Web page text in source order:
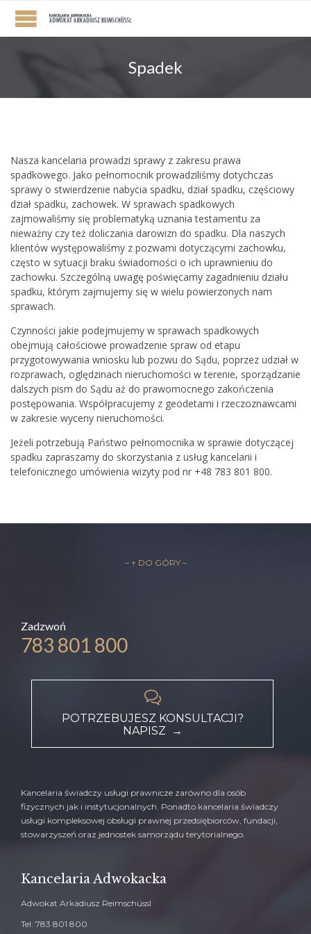
Spadek
Nasza kancelaria prowadzi sprawy z zakresu prawa
spadkowego. Jako pełnomocnik prowadziliśmy dotychczas
sprawy o stwierdzenie nabycia spadku, dział spadku, częściowy
dział spadku, zachowek. W sprawach spadkowych
zajmowaliśmy się problematyką uznania testamentu za
nieważny czy też doliczania darowizn do spadku. Dla naszych
klientów występowaliśmy z pozwami dotyczącymi zachowku,
często w sytuacji braku świadomości o ich uprawnieniu do
zachowku. Szczególną uwagę poświęcamy zagadnieniu działu
spadku, którym zajmujemy się w wielu powierzonych nam
sprawach.
Czynności jakie podejmujemy w sprawach spadkowych
obejmują całościowe prowadzenie spraw od etapu
przygotowywania wniosku lub pozwu do Sądu, poprzez udział w
rozprawach, oględzinach nieruchomości w terenie, sporządzanie
dalszych pism do Sądu aż do prawomocnego zakończenia
postępowania. Współpracujemy z geodetami i rzeczoznawcami
w zakresie wyceny nieruchomości.
Jeżeli potrzebują Państwo pełnomocnika w sprawie dotyczącej
spadku zapraszamy do skorzystania z usług kancelarii i
telefonicznego umówienia wizyty pod nr +48 783 801 800.
– ↑ DO GÓRY –
Zadzwoń
783 801 800

POTRZEBUJESZ KONSULTACJI?
NAPISZ →
Kancelaria świadczy usługi prawnicze zarówno dla osób
fizycznych jak i instytucjonalnych. Ponadto kancelaria świadczy
usługi kompleksowej obsługi prawnej przedsiębiorców, fundacji,
stowarzyszeń oraz jednostek samorządu terytorialnego.
Kancelaria Adwokacka
Adwokat Arkadiusz Reimschüssl
Tel: 783 801 800